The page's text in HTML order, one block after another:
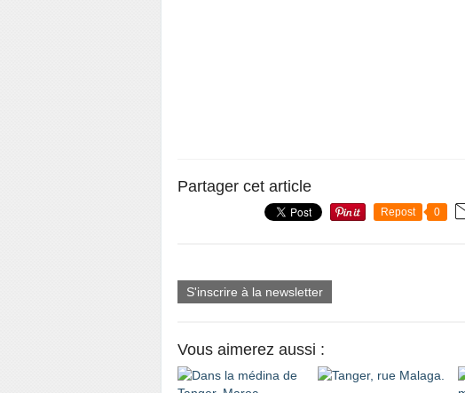
Partager cet article
Repost 0
S'inscrire à la newsletter
Vous aimerez aussi :